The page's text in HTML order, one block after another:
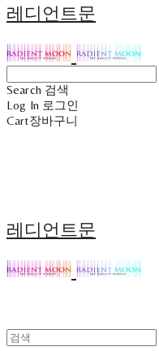
레디언트문
Search 검색
Log In 로그인
Cart장바구니
레디언트문